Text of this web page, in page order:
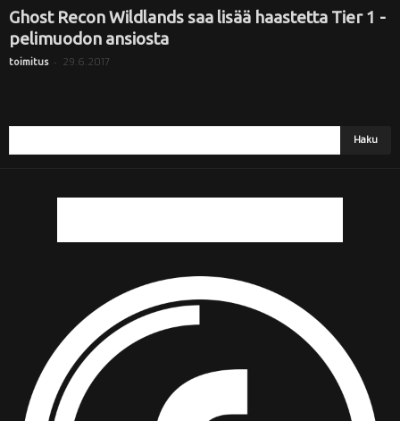
Ghost Recon Wildlands saa lisää haastetta Tier 1 -
pelimuodon ansiosta
toimitus - 29.6.2017